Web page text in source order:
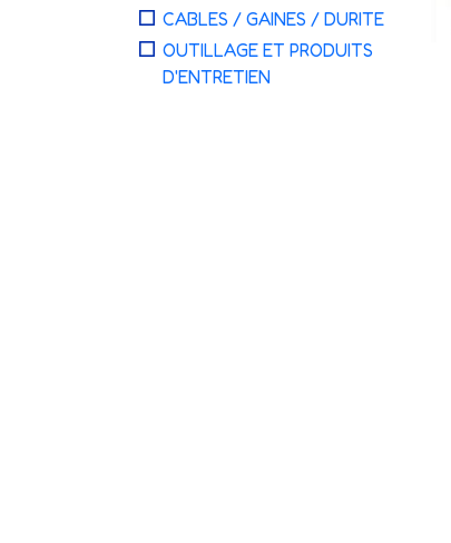
CABLES / GAINES / DURITE
OUTILLAGE ET PRODUITS
D'ENTRETIEN